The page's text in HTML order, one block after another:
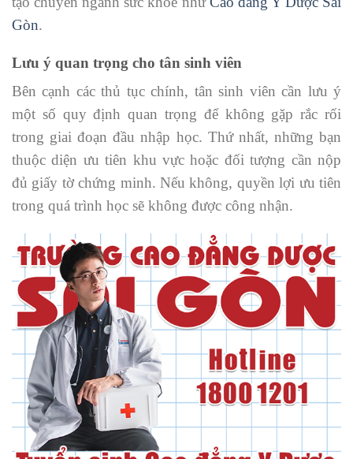
Gòn.
Lưu ý quan trọng cho tân sinh viên
Bên cạnh các thủ tục chính, tân sinh viên cần lưu ý
một số quy định quan trọng để không gặp rắc rối
trong giai đoạn đầu nhập học. Thứ nhất, những bạn
thuộc diện ưu tiên khu vực hoặc đối tượng cần nộp
đủ giấy tờ chứng minh. Nếu không, quyền lợi ưu tiên
trong quá trình học sẽ không được công nhận.